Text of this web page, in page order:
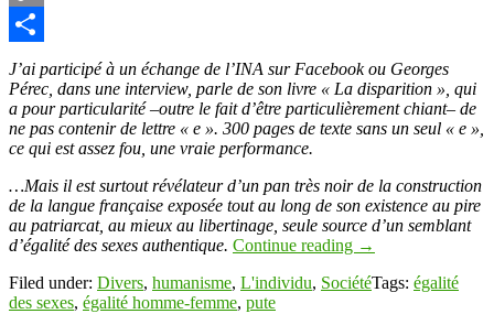
Copy
Link
Partager
J’ai participé à un échange de l’INA sur Facebook ou Georges
Pérec, dans une interview, parle de son livre « La disparition », qui
a pour particularité –outre le fait d’être particulièrement chiant– de
ne pas contenir de lettre « e ». 300 pages de texte sans un seul « e »,
ce qui est assez fou, une vraie performance.
…Mais il est surtout révélateur d’un pan très noir de la construction
de la langue française exposée tout au long de son existence au pire
au patriarcat, au mieux au libertinage, seule source d’un semblant
d’égalité des sexes authentique. Continue reading →
Filed under: Divers, humanisme, L'individu, SociétéTags: égalité
des sexes, égalité homme-femme, pute